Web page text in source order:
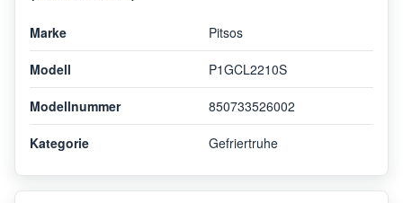
Marke Pitsos
Modell P1GCL2210S
Modellnummer 850733526002
Kategorie Gefriertruhe